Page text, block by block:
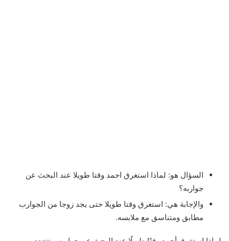
السؤال هو: لماذا استغرق احمد وقتا طويلا عند البحث عن
جواربه؟
والإجابة هي: استغرق وقتا طويلا حتى يجد زوجا من الجوارب
مطابق ومتناسق مع ملابسه.